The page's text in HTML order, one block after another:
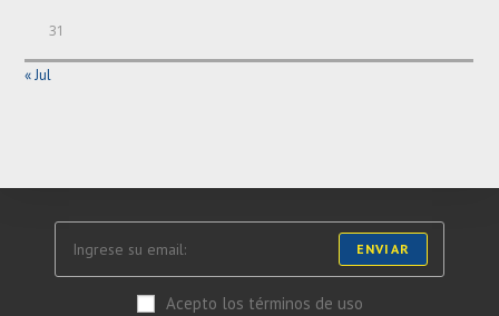
31
« Jul
ENVIAR
Acepto los términos de uso